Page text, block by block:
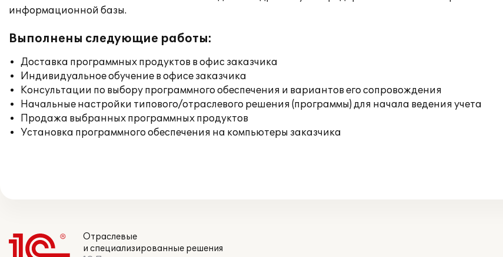
информационной базы.
Выполнены следующие работы:
Доставка программных продуктов в офис заказчика
Индивидуальное обучение в офисе заказчика
Консультации по выбору программного обеспечения и вариантов его сопровождения
Начальные настройки типового/отраслевого решения (программы) для начала ведения учета
Продажа выбранных программных продуктов
Установка программного обеспечения на компьютеры заказчика
Отраслевые
и специализированные решения